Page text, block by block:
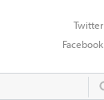
Twitter
Facebook